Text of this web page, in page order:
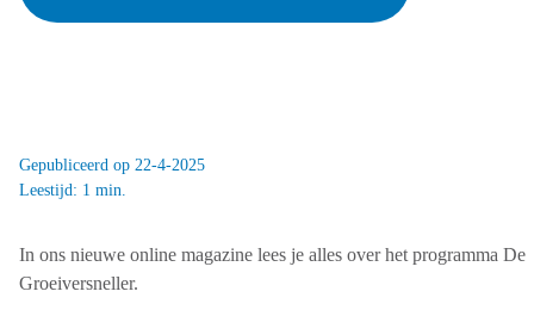
Gepubliceerd op 22-4-2025
Leestijd: 1 min.
In ons nieuwe online magazine lees je alles over het programma De
Groeiversneller.